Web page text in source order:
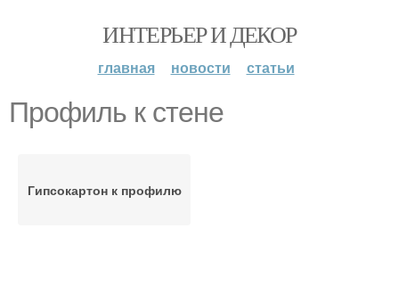
ИНТЕРЬЕР И ДЕКОР
главная новости статьи
Профиль к стене
Гипсокартон к профилю